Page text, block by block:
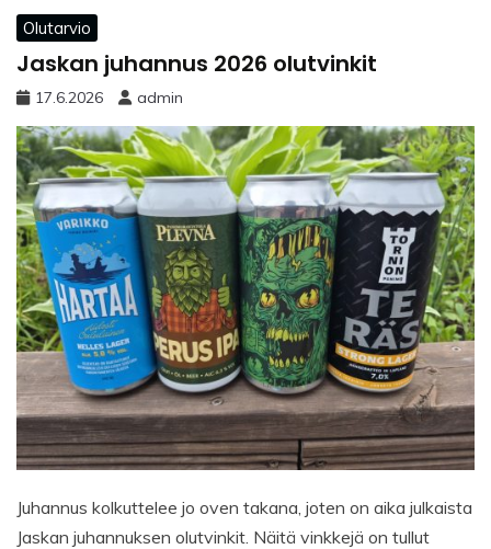
Olutarvio
Jaskan juhannus 2026 olutvinkit
17.6.2026 admin
Juhannus kolkuttelee jo oven takana, joten on aika julkaista
Jaskan juhannuksen olutvinkit. Näitä vinkkejä on tullut